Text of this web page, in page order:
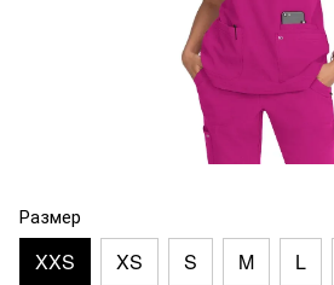
Размер
XXS XS S M L